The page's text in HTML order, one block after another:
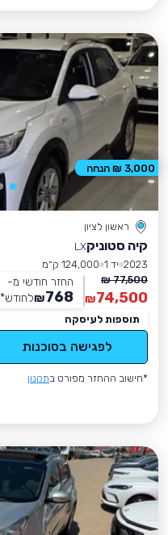
ראשון לציון
קיה סטוניקLX
2023 יד 1
124,000 ק״מ
77,500 ₪
74,500
₪
החזר חודשי מ-
768
₪לחודש*
תוספות לעיסקה
לפגישה בסוכנות
*חישוב ההחזר מפורט בתקנון
3,000 ₪ הנחה